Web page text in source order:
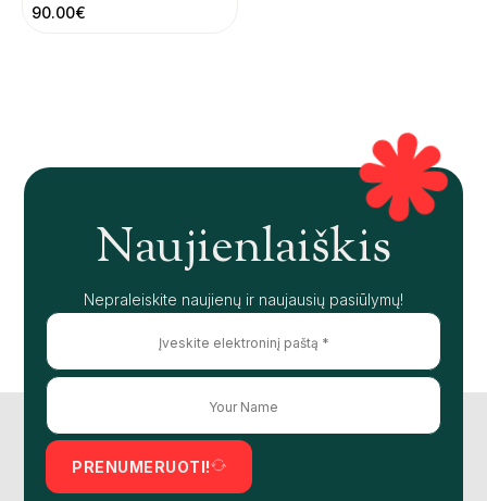
90.00€
Naujienlaiškis
Nepraleiskite naujienų ir naujausių pasiūlymų!
PRENUMERUOTI!